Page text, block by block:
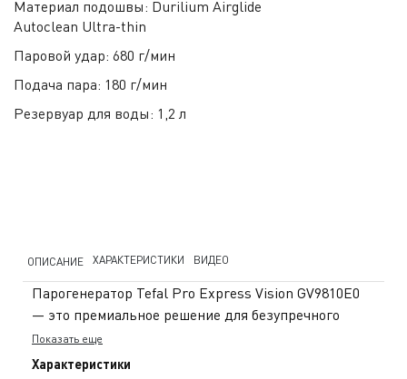
Материал подошвы: Durilium Airglide
Autoclean Ultra-thin
Паровой удар: 680 г/мин
Подача пара: 180 г/мин
Резервуар для воды: 1,2 л
ОПИСАНИЕ ХАРАКТЕРИСТИКИ ВИДЕО
Парогенератор Tefal Pro Express Vision GV9810E0
— это премиальное решение для безупречного
глажения, объединяющее мощность, умные
технологии и комфорт в каждом движении. Он
Показать еще
Характеристики